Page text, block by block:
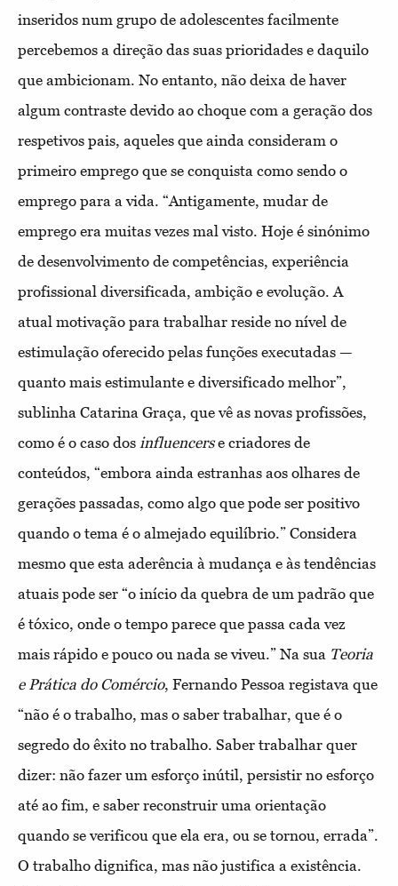
inseridos num grupo de adolescentes facilmente
percebemos a direção das suas prioridades e daquilo
que ambicionam. No entanto, não deixa de haver
algum contraste devido ao choque com a geração dos
respetivos pais, aqueles que ainda consideram o
primeiro emprego que se conquista como sendo o
emprego para a vida. “Antigamente, mudar de
emprego era muitas vezes mal visto. Hoje é sinónimo
de desenvolvimento de competências, experiência
profissional diversificada, ambição e evolução. A
atual motivação para trabalhar reside no nível de
estimulação oferecido pelas funções executadas —
quanto mais estimulante e diversificado melhor”,
sublinha Catarina Graça, que vê as novas profissões,
como é o caso dos influencerse criadores de
conteúdos, “embora ainda estranhas aos olhares de
gerações passadas, como algo que pode ser positivo
quando o tema é o almejado equilíbrio.” Considera
mesmo que esta aderência à mudança e às tendências
atuais pode ser “o início da quebra de um padrão que
é tóxico, onde o tempo parece que passa cada vez
mais rápido e pouco ou nada se viveu.” Na sua Teoria
e Prática do Comércio, Fernando Pessoa registava que
“não é o trabalho, mas o saber trabalhar, que é o
segredo do êxito no trabalho. Saber trabalhar quer
dizer: não fazer um esforço inútil, persistir no esforço
até ao fim, e saber reconstruir uma orientação
quando se verificou que ela era, ou se tornou, errada”.
O trabalho dignifica, mas não justifica a existência.